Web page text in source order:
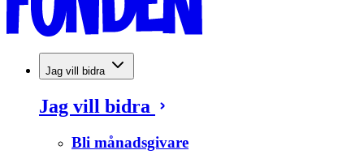
Jag vill bidra
Jag vill bidra
Bli månadsgivare